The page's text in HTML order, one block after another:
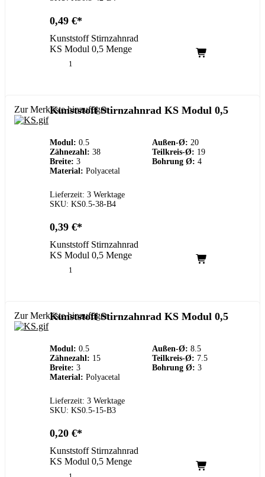
0,49 €
Kunststoff Stirnzahnrad
KS Modul 0,5 Menge
Zur Merkliste hinzufügen
Kunststoff Stirnzahnrad KS Modul 0,5
Modul: 0.5 Außen-Ø: 20
Zähnezahl: 38 Teilkreis-Ø: 19
Breite: 3 Bohrung Ø: 4
Material: Polyacetal
Lieferzeit: 3 Werktage
SKU: KS0.5-38-B4
0,39 €
Kunststoff Stirnzahnrad
KS Modul 0,5 Menge
Zur Merkliste hinzufügen
Kunststoff Stirnzahnrad KS Modul 0,5
Modul: 0.5 Außen-Ø: 8.5
Zähnezahl: 15 Teilkreis-Ø: 7.5
Breite: 3 Bohrung Ø: 3
Material: Polyacetal
Lieferzeit: 3 Werktage
SKU: KS0.5-15-B3
0,20 €
Kunststoff Stirnzahnrad
KS Modul 0,5 Menge